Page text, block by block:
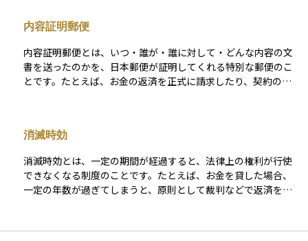
に申し立てて借金を分割返済する「個人再生」、借金を原則ゼ
ロにする「自己破産」などがあります。資産運用の観点から
は、債務整理を行った履歴が信用情報に一定期間記録されるた
め、今後の金融取引やローン利用に影響が出る可能性がありま
すが、生活を立て直すための有効な選択肢のひとつです。
内容証明郵便
内容証明郵便とは、いつ・誰が・誰に対して・どんな内容の文
書を送ったのかを、日本郵便が証明してくれる特別な郵便のこ
とです。たとえば、お金の返済を正式に請求したり、契約の解
分の主張を裏付ける証拠として使えます。資産運用や相続の場
面でも、貸付金の返還請求や相続放棄の意思表示など、法的に
重要なやりとりを確実に記録に残したい場合に活用されること
があります。慎重に相手に伝えたい意思があるときに、非常に
役立つ手段です。
消滅時効
消滅時効とは、一定の期間が経過すると、法律上の権利が行使
できなくなる制度のことです。たとえば、お金を貸した場合、
一定の年数が過ぎてしまうと、原則として裁判などで返済を請
に設けられている制度です。 民法では、原則として権利を行使